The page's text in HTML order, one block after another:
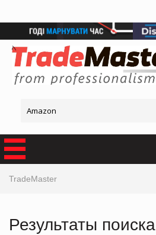
TradeMaster
Результаты поиска